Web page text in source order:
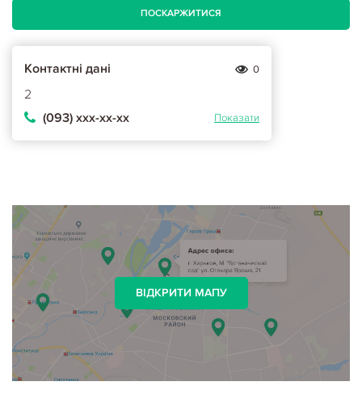
ПОСКАРЖИТИСЯ
Контактні дані 0
2
(093) ххх-хх-хх
Показати
ВІДКРИТИ МАПУ